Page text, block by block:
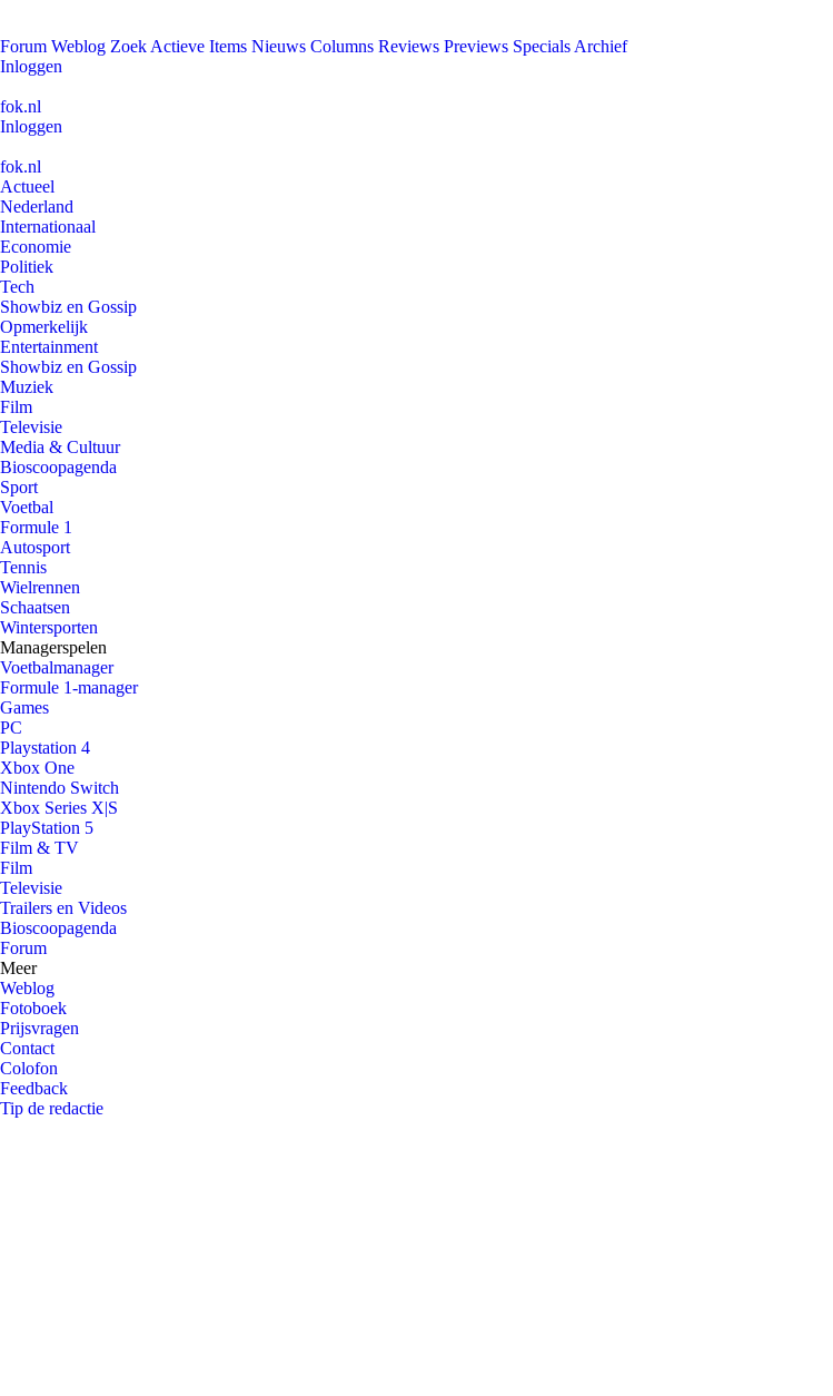
Forum Weblog Zoek Actieve Items Nieuws Columns Reviews Previews Specials Archief
Inloggen
fok.nl
Inloggen
fok.nl
Actueel
Nederland
Internationaal
Economie
Politiek
Tech
Showbiz en Gossip
Opmerkelijk
Entertainment
Showbiz en Gossip
Muziek
Film
Televisie
Media & Cultuur
Bioscoopagenda
Sport
Voetbal
Formule 1
Autosport
Tennis
Wielrennen
Schaatsen
Wintersporten
Managerspelen
Voetbalmanager
Formule 1-manager
Games
PC
Playstation 4
Xbox One
Nintendo Switch
Xbox Series X|S
PlayStation 5
Film & TV
Film
Televisie
Trailers en Videos
Bioscoopagenda
Forum
Meer
Weblog
Fotoboek
Prijsvragen
Contact
Colofon
Feedback
Tip de redactie